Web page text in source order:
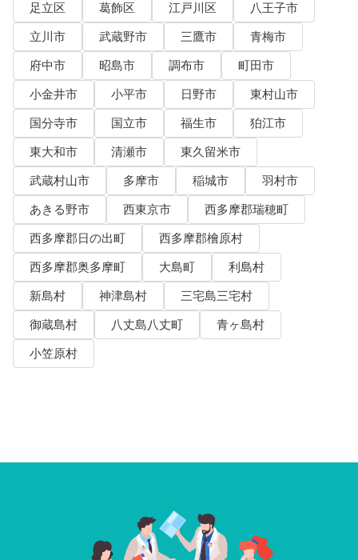
足立区
葛飾区 江戸川区
八王子市
立川市
武蔵野市 三鷹市
青梅市
府中市
昭島市 調布市
町田市
小金井市
小平市 日野市
東村山市
国分寺市
国立市 福生市
狛江市
東大和市
清瀬市
東久留米市
武蔵村山市
多摩市 稲城市
羽村市
あきる野市
西東京市
西多摩郡瑞穂町
西多摩郡日の出町
西多摩郡檜原村
西多摩郡奥多摩町
大島町
利島村
新島村
神津島村
三宅島三宅村
御蔵島村
八丈島八丈町
青ヶ島村
小笠原村